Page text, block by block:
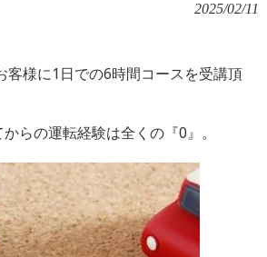
2025/02/11
客様に1日での6時間コースを受講頂
らの運転経験は全くの『0』。